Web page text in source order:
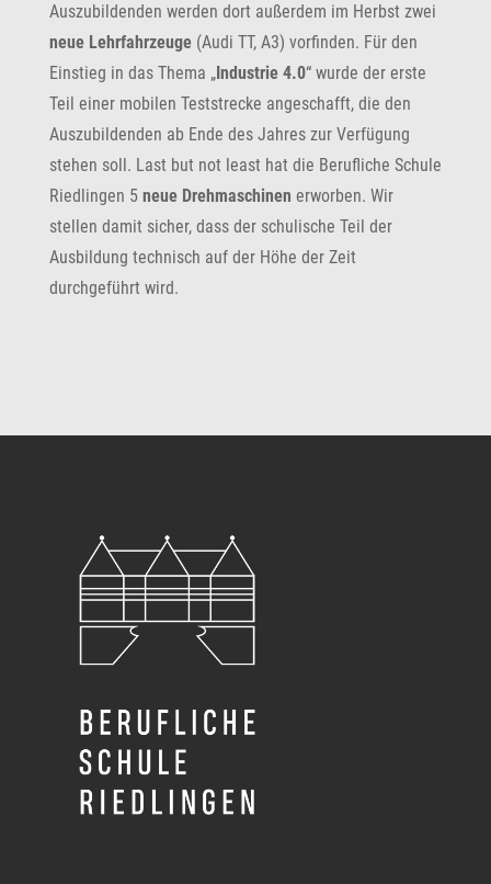
Auszubildenden werden dort außerdem im Herbst zwei
neue Lehrfahrzeuge(Audi TT, A3) vorfinden. Für den
Einstieg in das Thema „Industrie 4.0“ wurde der erste
Teil einer mobilen Teststrecke angeschafft, die den
Auszubildenden ab Ende des Jahres zur Verfügung
stehen soll. Last but not least hat die Berufliche Schule
Riedlingen 5 neue Drehmaschinen erworben. Wir
stellen damit sicher, dass der schulische Teil der
Ausbildung technisch auf der Höhe der Zeit
durchgeführt wird.